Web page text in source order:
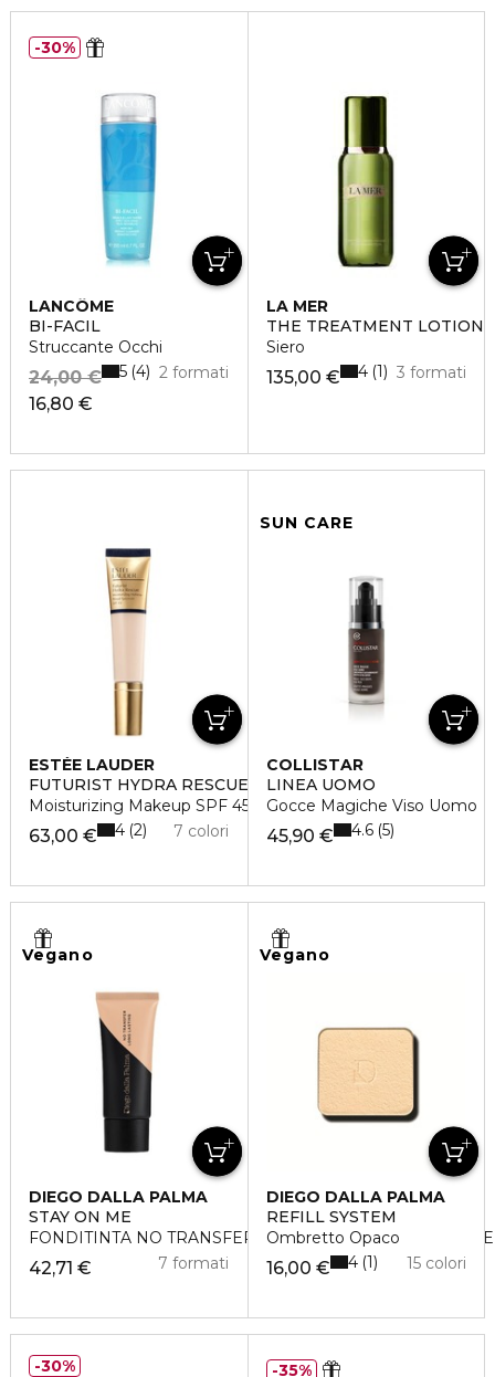
LANCÔME
BI-FACIL
Struccante Occhi
16,80 €
24,00 € 2 formati
5 4
30%
LA MER
THE TREATMENT LOTION
Siero
135,00 € 3 formati
4 1
ESTÉE LAUDER
FUTURIST HYDRA RESCUE
Moisturizing Makeup SPF 45
63,00 € 7 colori
4 2
SUN CARE
COLLISTAR
LINEA UOMO
Gocce Magiche Viso Uomo
45,90 € 4.6 5
Vegano
DIEGO DALLA PALMA
STAY ON ME
FONDITINTA NO TRANSFER LUNGA TENUTA
42,71 € 7 formati
Vegano
DIEGO DALLA PALMA
REFILL SYSTEM
Ombretto Opaco
16,00 € 15 colori
4 1
30% 35%